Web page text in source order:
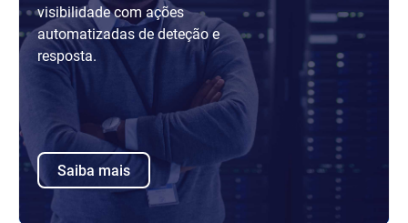
visibilidade com ações
automatizadas de deteção e
resposta.
Saiba mais